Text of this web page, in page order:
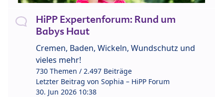
HiPP Expertenforum: Rund um
Babys Haut
Cremen, Baden, Wickeln, Wundschutz und
vieles mehr!
730 Themen / 2.497 Beiträge
Letzter Beitrag von Sophia – HiPP Forum
30. Jun 2026 10:38